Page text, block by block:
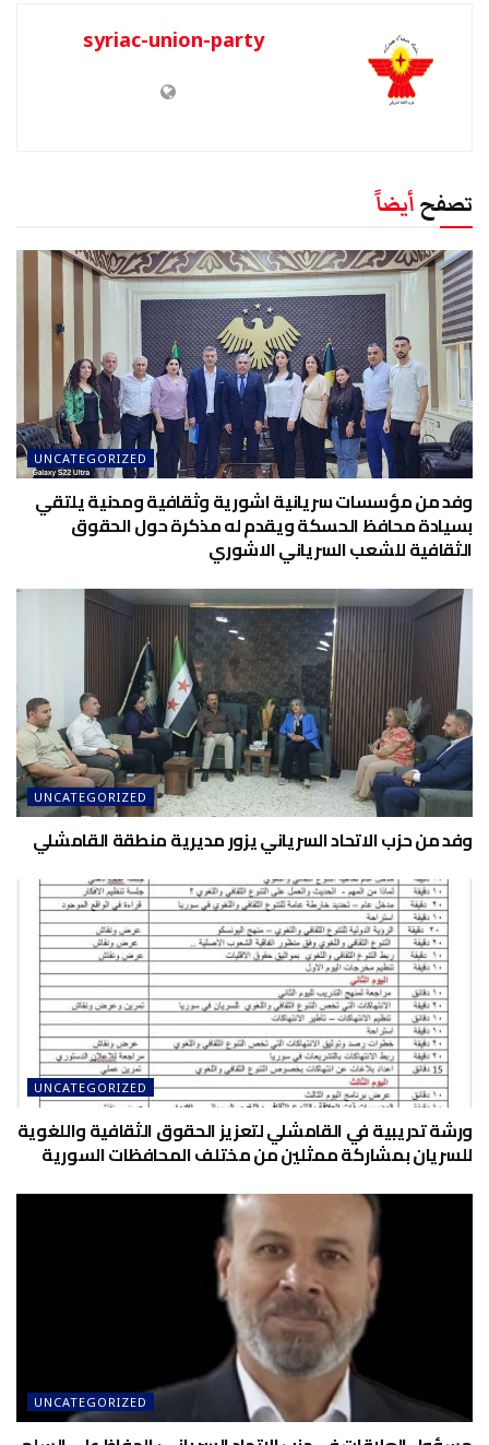
syriac-union-party
تصفح أيضاً
UNCATEGORIZED
وفد من مؤسسات سريانية اشورية وثقافية ومدنية يلتقي
بسيادة محافظ الحسكة ويقدم له مذكرة حول الحقوق
الثقافية للشعب السرياني الاشوري
UNCATEGORIZED
وفد من حزب الاتحاد السرياني يزور مديرية منطقة القامشلي
UNCATEGORIZED
ورشة تدريبية في القامشلي لتعزيز الحقوق الثقافية واللغوية
للسريان بمشاركة ممثلين من مختلف المحافظات السورية
UNCATEGORIZED